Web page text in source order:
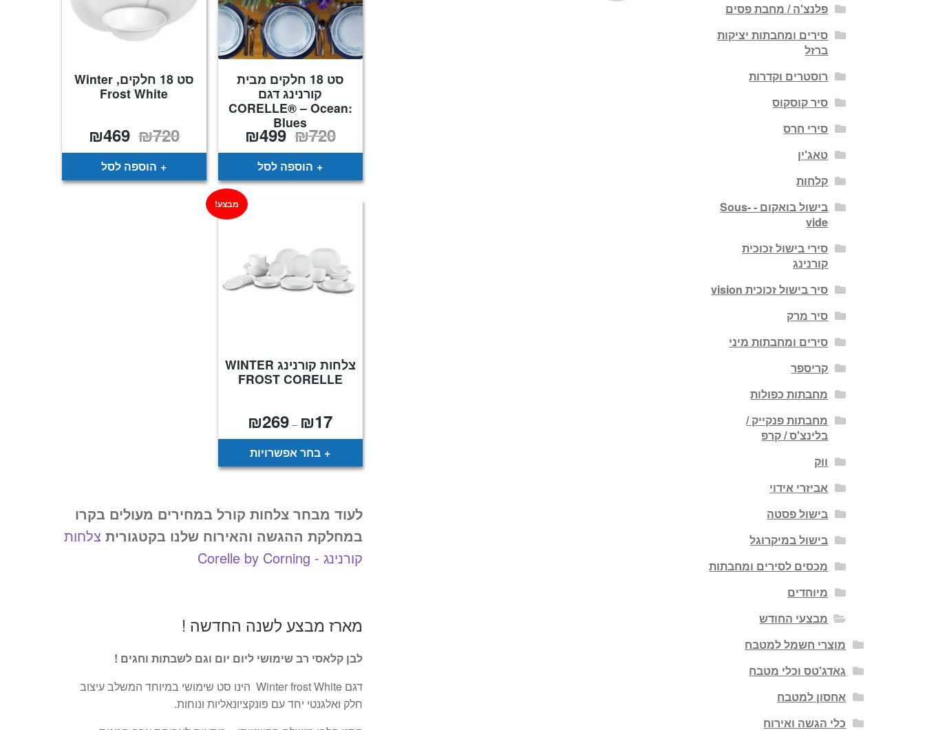
סט 18 חלקים מבית
קורנינג דגם
:CORELLE® – Ocean
Blues
₪720 המחיר
המקורי
היה:
₪720.
₪499
הוא:
הוספה לסל
סט 18 חלקים, Winter
Frost White
₪720 המחיר
המקורי
היה:
₪720.
₪469
הוא:
הוספה לסל
צלחות קורנינג WINTER
FROST CORELLE
מבצע!
₪17
–
₪269
⁦₪17⁩
בחר אפשרויות
לעוד מבחר צלחות קורל במחירים מעולים בקרו
במחלקת ההגשה והאירוח שלנו בקטגורית צלחות
קורנינג - Corelle by Corning
מארז מבצע לשנה החדשה !
לבן קלאסי רב שימושי ליום יום וגם לשבתות וחגים !
דגם Winter frost White הינו סט שימושי במיוחד המשלב עיצוב
חלק ואלגנטי יחד עם פונקציונאליות ונוחות.
פלנצ'ה / מחבת פסים
סירים ומחבתות יציקות
ברזל
רוסטרים וקדרות
סיר קוסקוס
סירי חרס
טאג'ין
קלחות
בישול בואקום - Sous-
vide
סירי בישול זכוכית
קורנינג
סיר בישול זכוכית vision
סיר מרק
סירים ומחבתות מיני
קריספר
מחבתות כפולות
מחבתות פנקייק /
בלינצ'ס / קרפ
ווק
אביזרי אידוי
בישול פסטה
בישול במיקרוגל
מכסים לסירים ומחבתות
מיוחדים
מבצעי החודש
מוצרי חשמל למטבח
גאדג'טס וכלי מטבח
אחסון למטבח
כלי הגשה ואירוח